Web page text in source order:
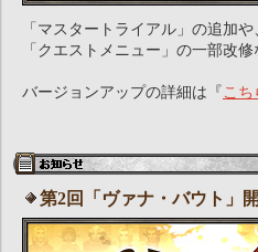
「マスタートライアル」の追加
「クエストメニュー」の一部改修
バージョンアップの詳細は『 こち
第2回「ヴァナ・バウト」